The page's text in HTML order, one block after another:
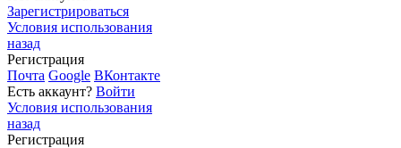
Зарегистрироваться
Условия использования
назад
Регистрация
Почта Google ВКонтакте
Есть аккаунт? Войти
Условия использования
назад
Регистрация